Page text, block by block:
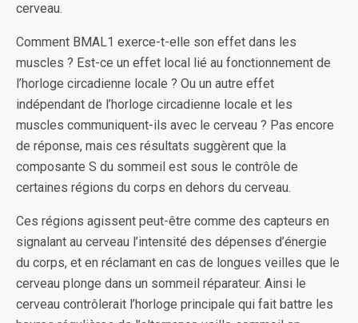
cerveau.
Comment BMAL1 exerce-t-elle son effet dans les
muscles ? Est-ce un effet local lié au fonctionnement de
l’horloge circadienne locale ? Ou un autre effet
indépendant de l’horloge circadienne locale et les
muscles communiquent-ils avec le cerveau ? Pas encore
de réponse, mais ces résultats suggèrent que la
composante S du sommeil est sous le contrôle de
certaines régions du corps en dehors du cerveau.
Ces régions agissent peut-être comme des capteurs en
signalant au cerveau l’intensité des dépenses d’énergie
du corps, et en réclamant en cas de longues veilles que le
cerveau plonge dans un sommeil réparateur. Ainsi le
cerveau contrôlerait l’horloge principale qui fait battre les